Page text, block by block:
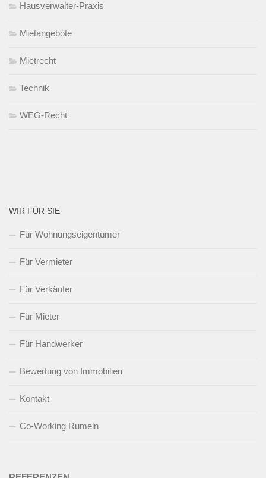
Hausverwalter-Praxis
Mietangebote
Mietrecht
Technik
WEG-Recht
WIR FÜR SIE
Für Wohnungseigentümer
Für Vermieter
Für Verkäufer
Für Mieter
Für Handwerker
Bewertung von Immobilien
Kontakt
Co-Working Rumeln